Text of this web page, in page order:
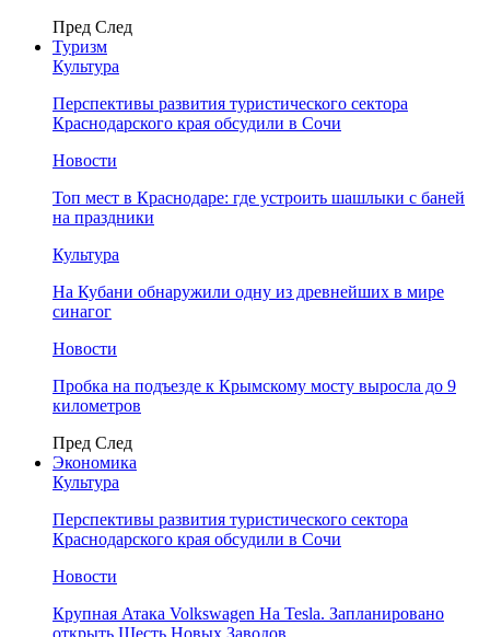
Пред След
Туризм
Культура
Перспективы развития туристического сектора
Краснодарского края обсудили в Сочи
Новости
Топ мест в Краснодаре: где устроить шашлыки с баней
на праздники
Культура
На Кубани обнаружили одну из древнейших в мире
синагог
Новости
Пробка на подъезде к Крымскому мосту выросла до 9
километров
Пред След
Экономика
Культура
Перспективы развития туристического сектора
Краснодарского края обсудили в Сочи
Новости
Крупная Атака Volkswagen На Tesla. Запланировано
открыть Шесть Новых Заводов